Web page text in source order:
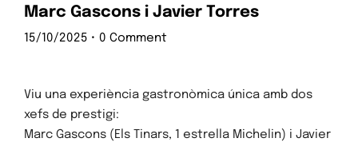
Marc Gascons i Javier Torres
15/10/2025 • 0 Comment
Viu una experiència gastronòmica única amb dos
xefs de prestigi:
Marc Gascons (Els Tinars, 1 estrella Michelin) i Javier